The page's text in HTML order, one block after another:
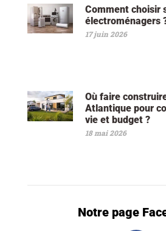
Comment choisir
électroménagers
17 juin 2026
Où faire
Atlantique pour
vie et budget ?
18 mai 2026
Notre page